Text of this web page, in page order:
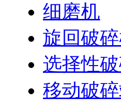
细磨机
旋回破
选择性
移动破